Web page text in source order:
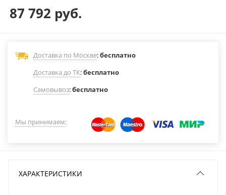
87 792 руб.
Доставка по Москве:бесплатно
Доставка до ТК:бесплатно
Самовывоз:бесплатно
Мы принимаем:
ХАРАКТЕРИСТИКИ